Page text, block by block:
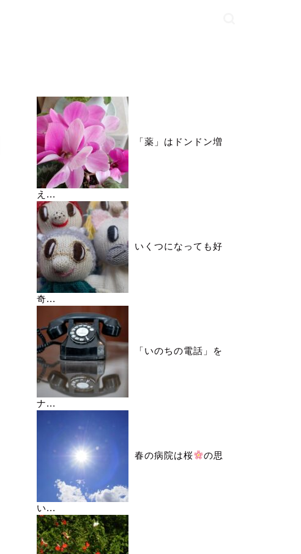
「薬」はドンドン増
え...
いくつになっても好
奇...
「いのちの電話」を
ナ...
春の病院は桜 の思
い...